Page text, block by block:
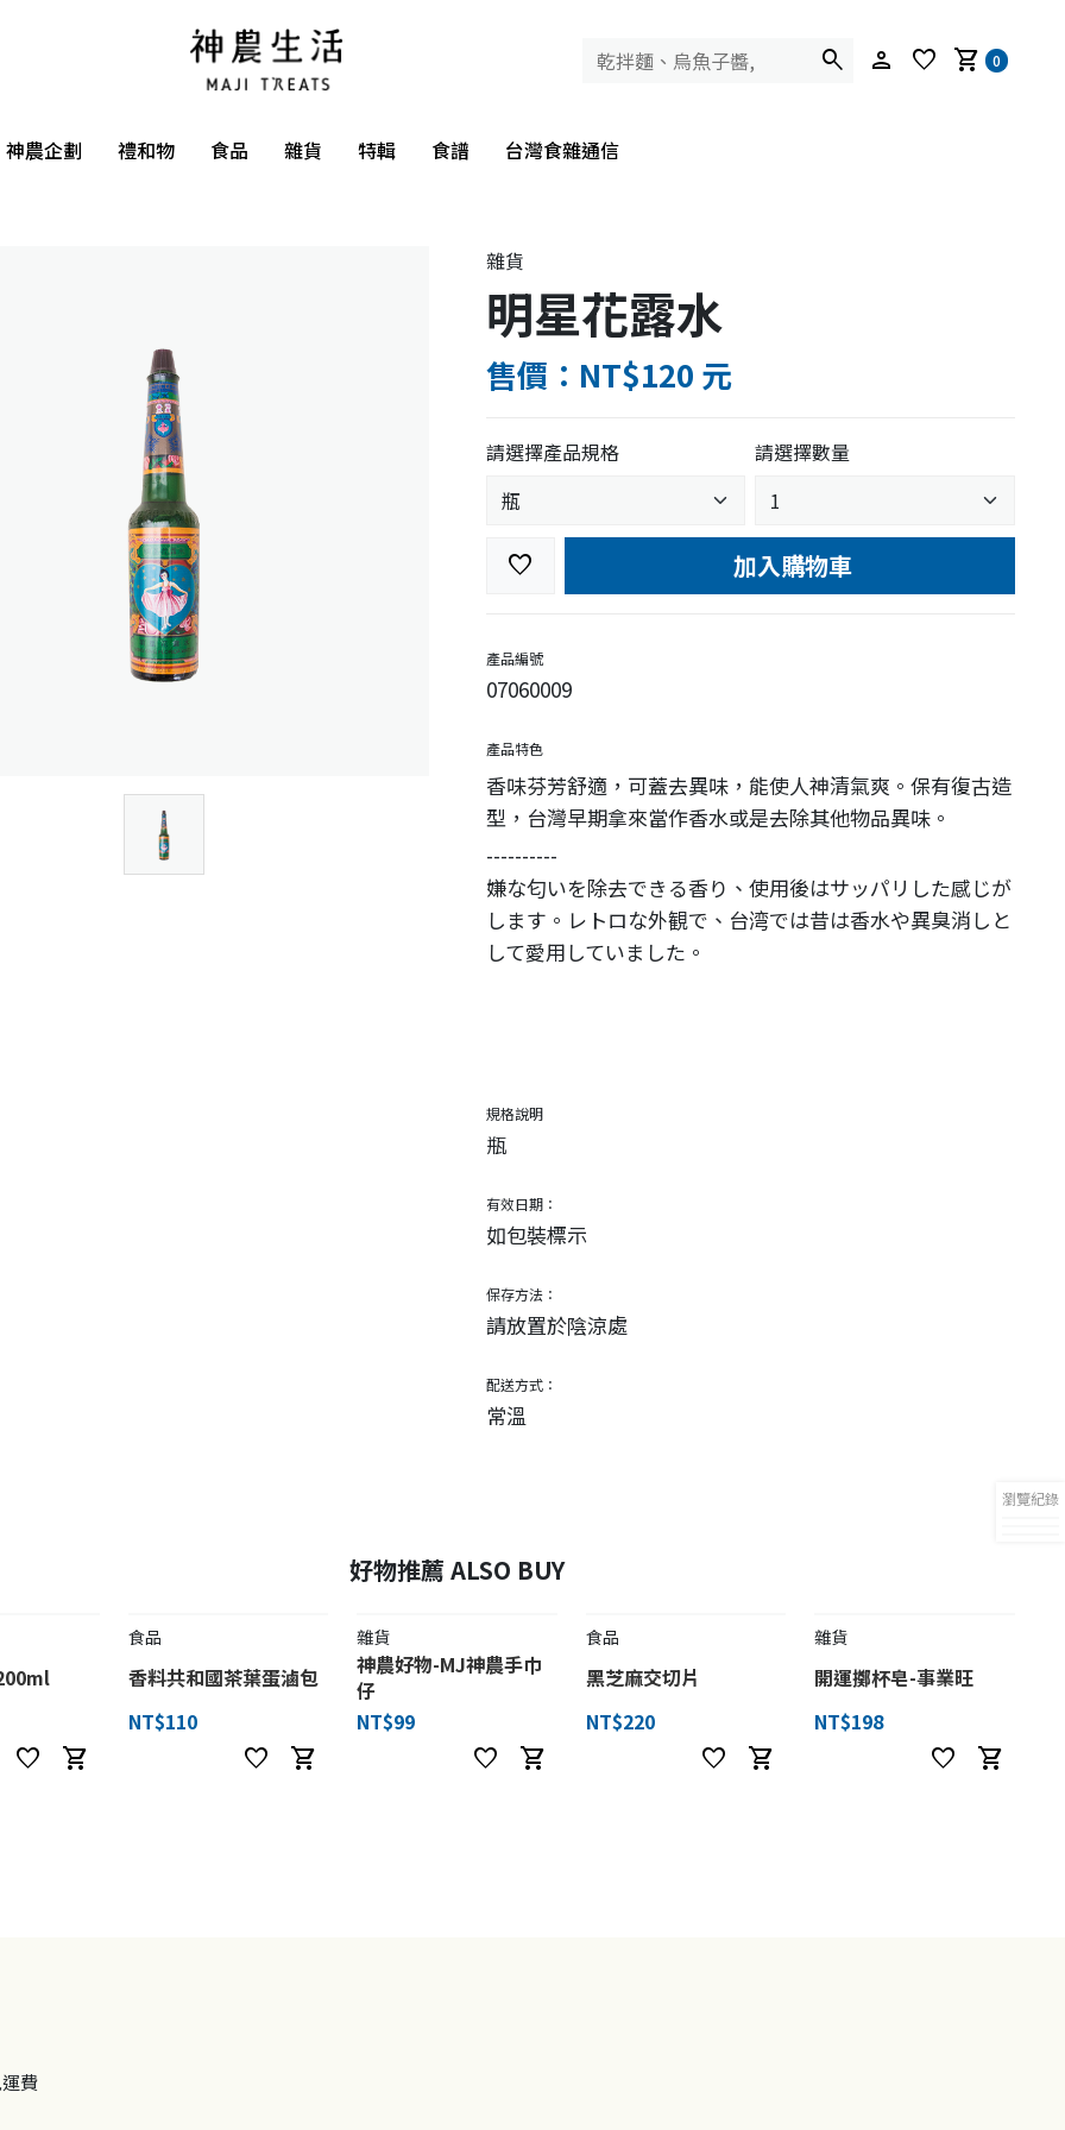
search person favorite shopping_cart 0
神農企劃 禮和物 食品 雜貨 特輯 食譜 台灣食雜通信
雜貨
明星花露水
售價：NT$120 元
請選擇產品規格 請選擇數量
favorite 加入購物車
產品編號
07060009
產品特色
香味芬芳舒適，可蓋去異味，能使人神清氣爽。保有復古造
型，台灣早期拿來當作香水或是去除其他物品異味。
----------
嫌な匂いを除去できる香り、使用後はサッパリした感じが
します。レトロな外観で、台湾では昔は香水や異臭消しと
して愛用していました。
規格說明
瓶
有效日期：
如包裝標示
保存方法：
請放置於陰涼處
配送方式：
常溫
瀏覽紀錄
好物推薦 ALSO BUY
favorite shopping_cart
食品
香料共和國茶葉蛋滷包
NT$110
favorite shopping_cart
雜貨
神農好物-MJ神農手巾
仔
NT$99
favorite shopping_cart
食品
黑芝麻交切片
NT$220
favorite shopping_cart
雜貨
開運擲杯皂-事業旺
NT$198
favorite shopping_cart
費